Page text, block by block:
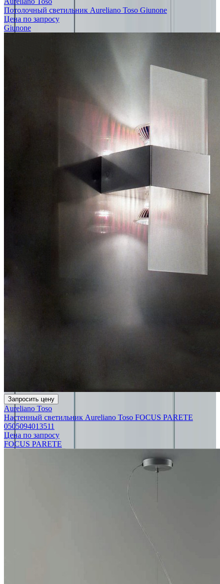
Потолочный светильник Aureliano Toso Giunone
Цена по запросу
Giunone
Запросить цену
Aureliano Toso
Настенный светильник Aureliano Toso FOCUS PARETE
0505094013511
Цена по запросу
FOCUS PARETE